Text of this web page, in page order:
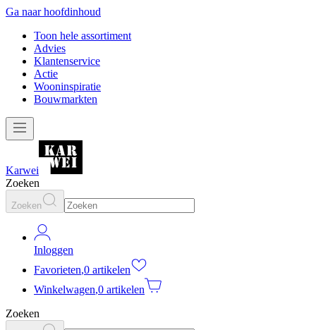
Ga naar hoofdinhoud
Toon hele assortiment
Advies
Klantenservice
Actie
Wooninspiratie
Bouwmarkten
Karwei
Zoeken
Zoeken
Inloggen
Favorieten,0 artikelen
Winkelwagen,0 artikelen
Zoeken